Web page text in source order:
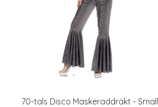
70-tals Disco Maskeraddräkt - Small